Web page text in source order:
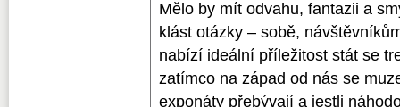
Mělo by mít odvahu, fantazii a
klást otázky – sobě,
nabízí ideální příležitost stát se
zatímco na západ od nás se
exponáty přebývají a jestli